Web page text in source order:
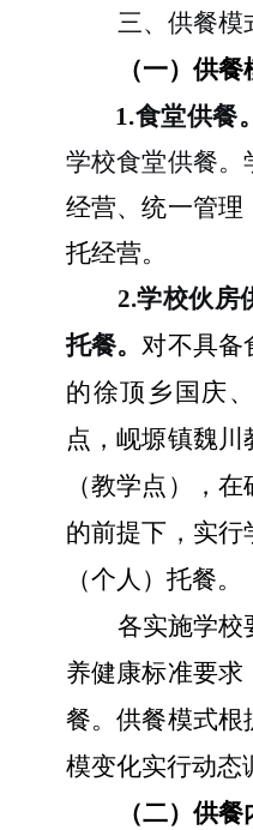
三、供餐模
（一）供餐
1.食堂供餐
学校食堂供餐。
经营、统一管理
托经营。
2.学校伙房
托餐。对不具备
的徐顶乡国庆
点，岘塬镇魏
（教学点），
的前提下，实行
（个人）托餐。
各实施学校
养健康标准要求
餐。供餐模式根
模变化实行动态
（二）供餐